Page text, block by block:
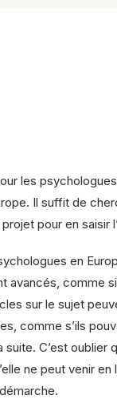
les
Il suffit de
pour en saisir
en
avancés, comme
sur le sujet
comme s’ils
suite. C’est oublier
ne peut venir